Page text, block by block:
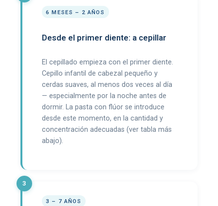
6 MESES – 2 AÑOS
Desde el primer diente: a cepillar
El cepillado empieza con el primer diente.
Cepillo infantil de cabezal pequeño y
cerdas suaves, al menos dos veces al día
— especialmente por la noche antes de
dormir. La pasta con flúor se introduce
desde este momento, en la cantidad y
concentración adecuadas (ver tabla más
abajo).
3 – 7 AÑOS